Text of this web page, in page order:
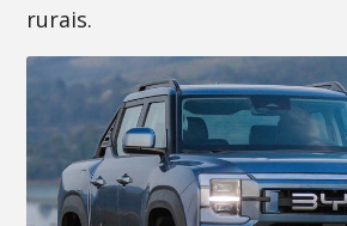
rurais.